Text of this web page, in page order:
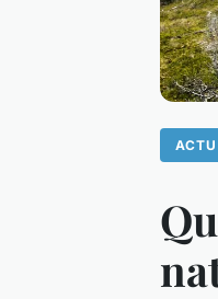
ACTU